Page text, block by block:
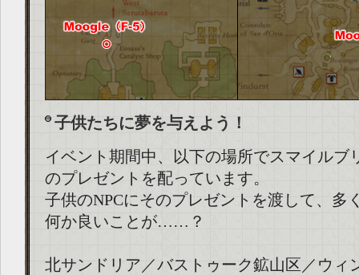
子供たちに夢を与えよう！
イベント期間中、以下の場所でスマイルブ
のプレゼントを配っています。
子供のNPCにそのプレゼントを渡して、多
何か良いことが……？
北サンドリア／バストゥーク鉱山区／ウィ